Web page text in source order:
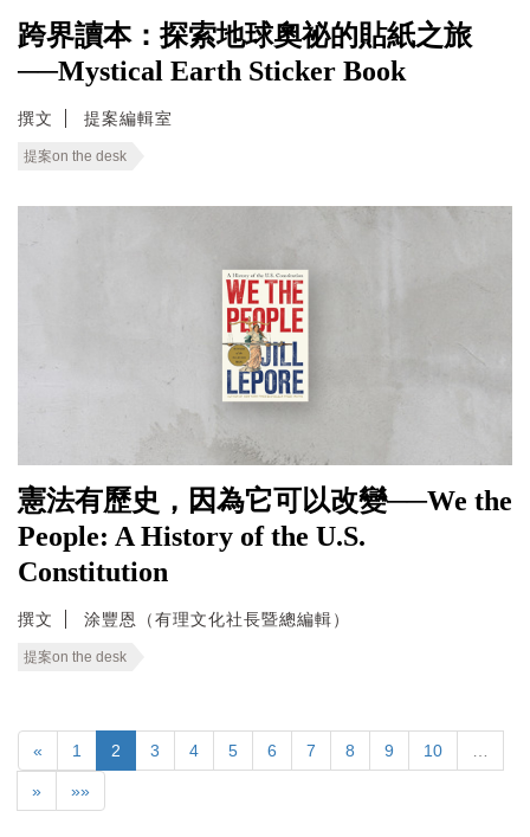
跨界讀本：探索地球奧祕的貼紙之旅
──Mystical Earth Sticker Book
撰文 提案編輯室
提案on the desk
憲法有歷史，因為它可以改變──We the
People: A History of the U.S.
Constitution
撰文 涂豐恩（有理文化社長暨總編輯）
提案on the desk
« 1 2 3 4 5 6 7 8 9 10
» »»